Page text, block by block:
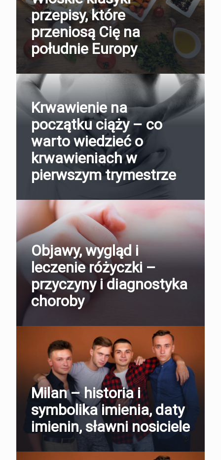
przepisy, które
przeniosą Cię na
południe Europy
Krwawienie na
początku ciąży – co
warto wiedzieć o
krwawieniach w
pierwszym trymestrze
Objawy, wygląd i
leczenie różyczki –
przyczyny i diagnostyka
choroby
Milan – historia i
symbolika imienia, daty
imienin, sławni nosiciele